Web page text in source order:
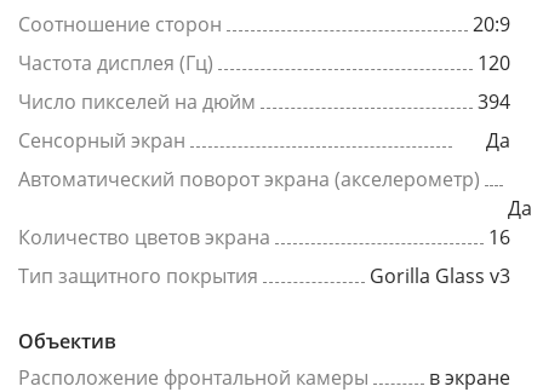
Соотношение сторон
20:9
Частота дисплея (Гц)
120
Число пикселей на дюйм
394
Сенсорный экран
Да
Автоматический поворот экрана (акселерометр)
Да
Количество цветов экрана
16
Тип защитного покрытия
Gorilla Glass v3
Объектив
Расположение фронтальной камеры
в экране